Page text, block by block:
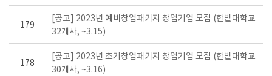
179
[공고] 2023년 예비창업패키지 창업기업 모집 (한밭대학교
32개사, ~3.15)
178
[공고] 2023년 초기창업패키지 창업기업 모집 (한밭대학교
30개사, ~3.16)